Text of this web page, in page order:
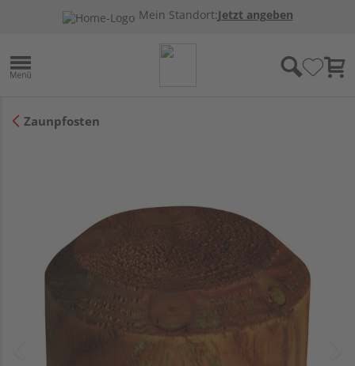
Mein Standort:Jetzt angeben
Zaunpfosten